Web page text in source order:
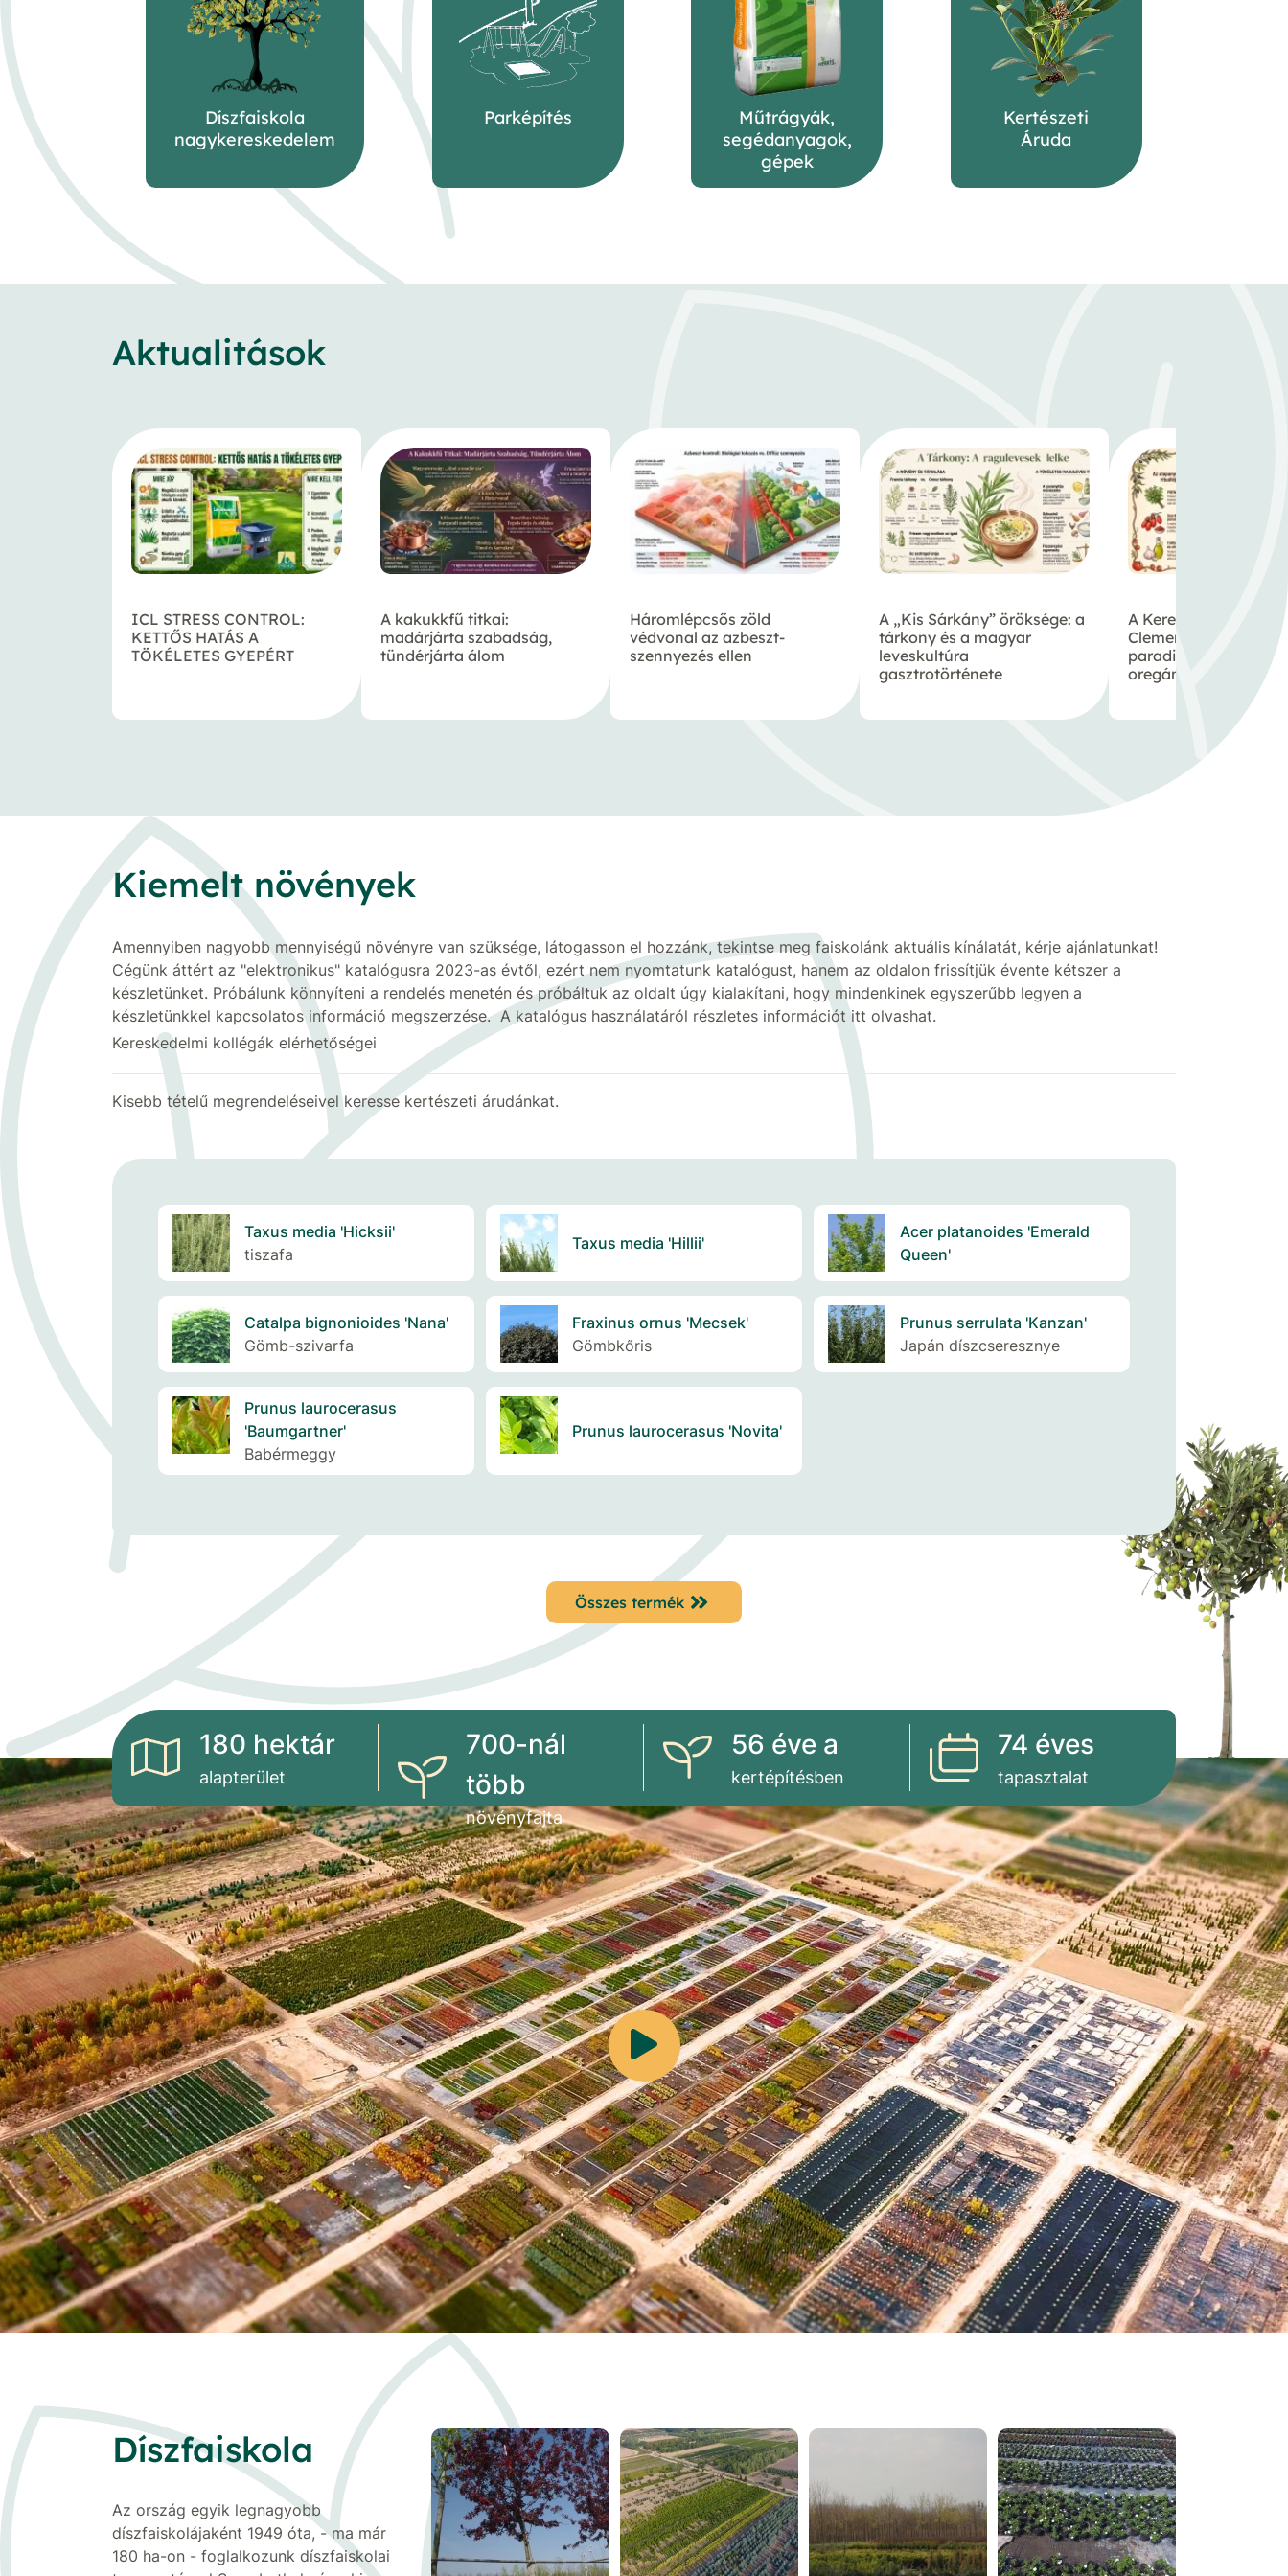
Díszfaiskola
nagykereskedelem
Parképítés
Műtrágyák,
segédanyagok,
gépek
Kertészeti
Áruda
Aktualitások
ICL STRESS CONTROL:
KETTŐS HATÁS A
TÖKÉLETES GYEPÉRT
A kakukkfű titkai:
madárjárta szabadság,
tündérjárta álom
Háromlépcsős zöld
védvonal az azbeszt-
szennyezés ellen
A „Kis Sárkány” öröksége: a
tárkony és a magyar
leveskultúra
gasztrotörténete
A Keresztapa titka:
Clemenza-féle
paradicsomszósz
oregánóval
Kiemelt növények
Amennyiben nagyobb mennyiségű növényre van szüksége, látogasson el hozzánk, tekintse meg faiskolánk aktuális kínálatát, kérje ajánlatunkat!
Cégünk áttért az "elektronikus" katalógusra 2023-as évtől, ezért nem nyomtatunk katalógust, hanem az oldalon frissítjük évente kétszer a
készletünket. Próbálunk könnyíteni a rendelés menetén és próbáltuk az oldalt úgy kialakítani, hogy mindenkinek egyszerűbb legyen a
készletünkkel kapcsolatos információ megszerzése.A katalógus használatáról részletes információt itt olvashat.
Kereskedelmi kollégák elérhetőségei
Kisebb tételű megrendeléseivel keresse kertészeti árudánkat.
Taxus media 'Hicksii'
tiszafa
Taxus media 'Hillii'
Acer platanoides 'Emerald
Queen'
Catalpa bignonioides 'Nana'
Gömb-szivarfa
Fraxinus ornus 'Mecsek'
Gömbkőris
Prunus serrulata 'Kanzan'
Japán díszcseresznye
Prunus laurocerasus
'Baumgartner'
Babérmeggy
Prunus laurocerasus 'Novita'
Összes termék
180 hektár
alapterület
700-nál
több
növényfajta
56 éve a
kertépítésben
74 éves
tapasztalat
Díszfaiskola
Az ország egyik legnagyobb
díszfaiskolájaként 1949 óta, - ma már
180 ha-on - foglalkozunk díszfaiskolai